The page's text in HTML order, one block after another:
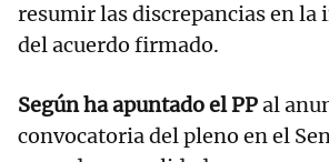
resumir las discrepancias en
del acuerdo firmado.
Según ha apuntado el PPal
convocatoria del pleno en el